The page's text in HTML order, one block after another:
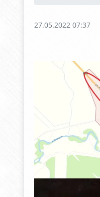
27.05.2022 07:37